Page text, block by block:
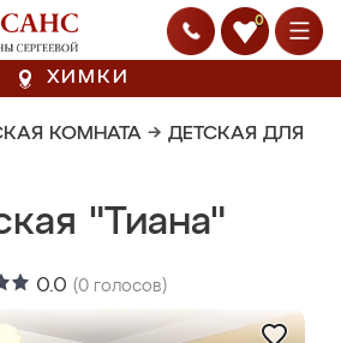
0
ХИМКИ
КОМНАТА → ДЕТСКАЯ ДЛЯ
"Тиана"
0.0 (0 голосов)